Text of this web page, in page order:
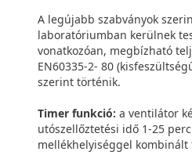
A legújabb szabványok
laboratóriumban kerülnek
vonatkozóan, megbízható
EN60335-2- 80
szerint történik.
Timer funkció: a ventilátor
utószellőztetési idő 1-25
mellékhelyiséggel kombinált